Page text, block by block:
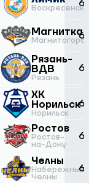
Воскресенск
Магнитка
Магнитогорск
Рязань-
ВДВ
Рязань
ХК
Норильск
Норильск
Ростов
Ростов-
на-Дону
Челны
Набережные
Челны